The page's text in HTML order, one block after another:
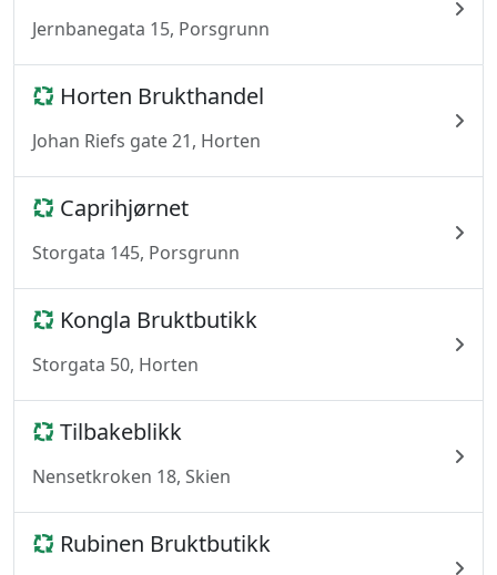
Jernbanegata 15, Porsgrunn
Horten Brukthandel
Johan Riefs gate 21, Horten
Caprihjørnet
Storgata 145, Porsgrunn
Kongla Bruktbutikk
Storgata 50, Horten
Tilbakeblikk
Nensetkroken 18, Skien
Rubinen Bruktbutikk